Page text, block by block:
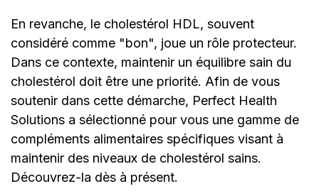
En revanche, le cholestérol HDL, souvent
considéré comme "bon", joue un rôle protecteur.
Dans ce contexte, maintenir un équilibre sain du
cholestérol doit être une priorité. Afin de vous
soutenir dans cette démarche, Perfect Health
Solutions a sélectionné pour vous une gamme de
compléments alimentaires spécifiques visant à
maintenir des niveaux de cholestérol sains.
Découvrez-la dès à présent.